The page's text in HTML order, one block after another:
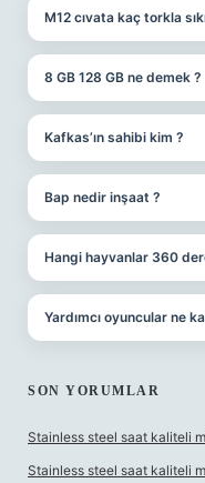
M12 cıvata kaç torkla
8 GB 128 GB ne demek ?
Kafkas’ın sahibi kim ?
Bap nedir inşaat ?
Hangi hayvanlar 360
Yardımcı oyuncular ne
SON YORUMLAR
Stainless steel saat kaliteli
Stainless steel saat kaliteli